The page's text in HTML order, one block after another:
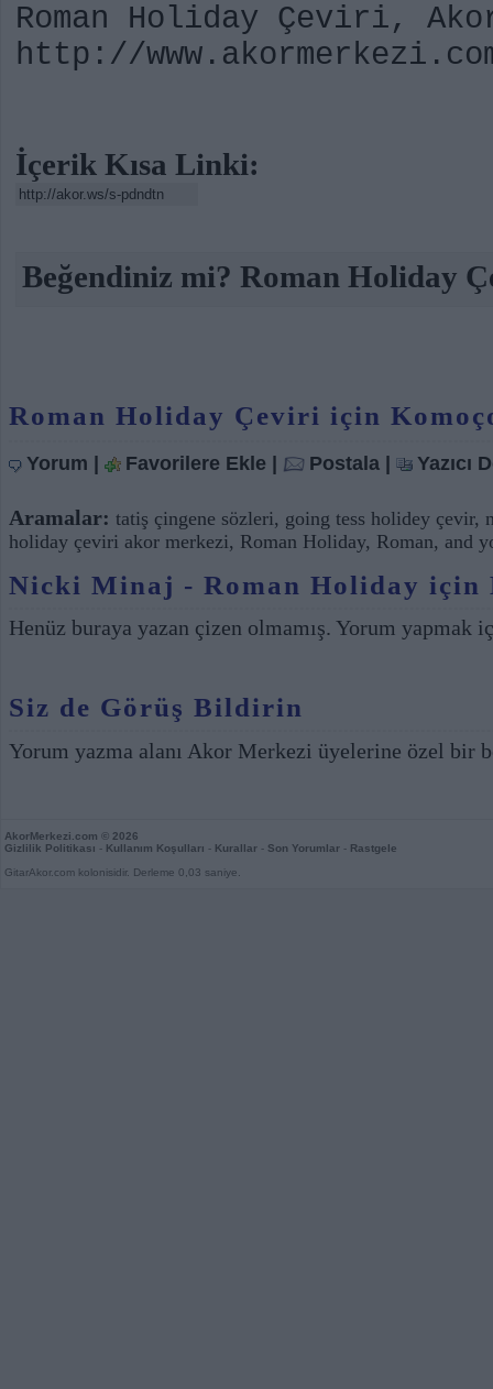
Roman Holiday Çeviri,
http://
İçerik Kısa Linki:
Beğendiniz mi? Roman Holiday
Roman Holiday Çeviri için
Yorum | Favorilere Ekle | Postala | Yazıcı
Aramalar: tatiş çingene sözleri, going tess holidey çevir,
holiday çeviri akor merkezi, Roman Holiday, Roman, and
Nicki Minaj - Roman Holiday için
Henüz buraya yazan çizen olmamış. Yorum yapmak
Siz de Görüş Bildirin
Yorum yazma alanı Akor Merkezi üyelerine özel bir
AkorMerkezi.com © 2026
Gizlilik Politikası - Kullanım Koşulları - Kurallar - Son Yorumlar - Rastgele
GitarAkor.com kolonisidir. Derleme 0,03 saniye.